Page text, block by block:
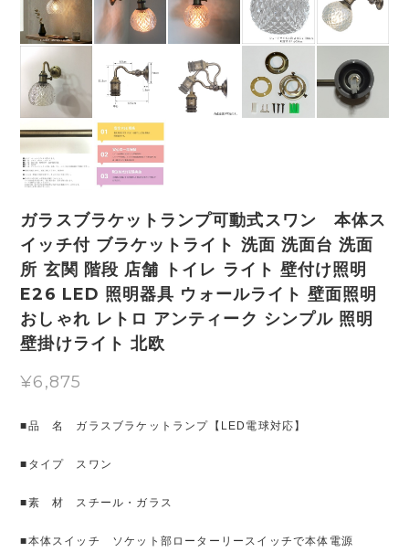
ガラスブラケットランプ可動式スワン 本体ス
イッチ付 ブラケットライト 洗面 洗面台 洗面
所 玄関 階段 店舗 トイレ ライト 壁付け照明
E26 LED 照明器具 ウォールライト 壁面照明
おしゃれ レトロ アンティーク シンプル 照明
壁掛けライト 北欧
¥6,875
■品 名 ガラスブラケットランプ【LED電球対応】
■タイプ スワン
■素 材 スチール・ガラス
■本体スイッチ ソケット部ローターリースイッチで本体電源